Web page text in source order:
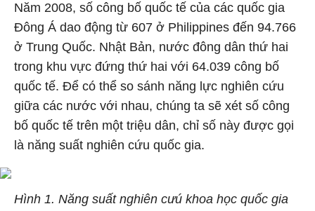
Năm 2008, số công bố quốc tế của các quốc gia
Đông Á dao động từ 607 ở Philippines đến 94.766
ở Trung Quốc. Nhật Bản, nước đông dân thứ hai
trong khu vực đứng thứ hai với 64.039 công bố
quốc tế. Để có thể so sánh năng lực nghiên cứu
giữa các nước với nhau, chúng ta sẽ xét số công
bố quốc tế trên một triệu dân, chỉ số này được gọi
là năng suất nghiên cứu quốc gia.
Hình 1. Năng suất nghiên cưú khoa học quốc gia